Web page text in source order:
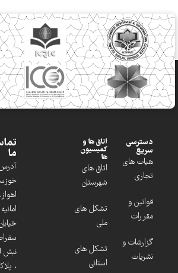
دسترسی
سریع
هیات های
تجاری
قوانین و
مقررات
گزارشات و
نشریات
اتاق ها و
کمیسیون
ها
اتاق های
شهرستان
تشکل های
ملی
تشکل های
استانی
ما
اهواز،
امانیه
نبش
، پلاک